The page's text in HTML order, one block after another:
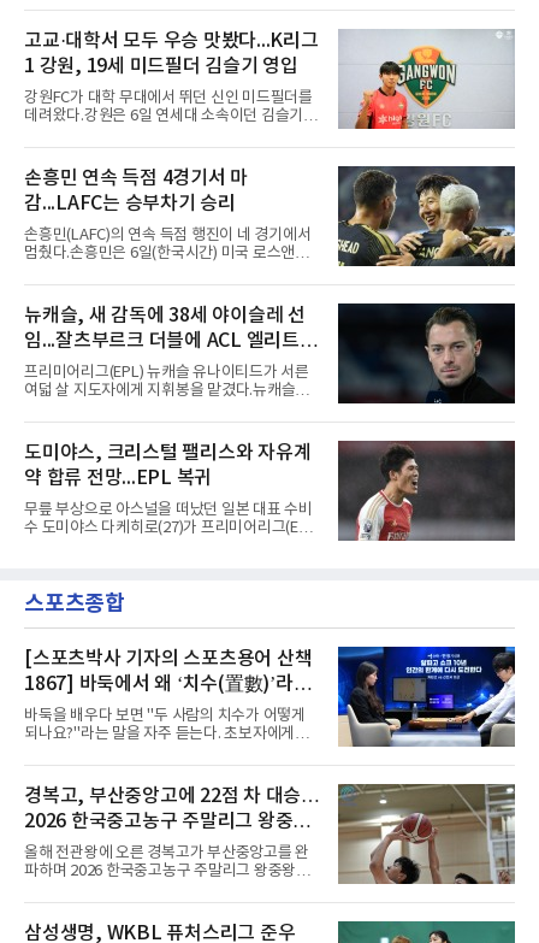
와 2026 쿠팡플레이 시리즈 친선 경기를 치른다.
구단 소집 명단에 이강인이 포함되면서 변수가
없는 한 그의 첫 출격은 서울이 된다.등번호부터
무게가 실렸다. 이강인은 첫 경기부터 7번을 단
다. 2010년대 팀의 전성기를 이끈 앙투안 그리즈
만이 달았던 번호다.합류 과정은 순탄치 않았다.
스페인으로 건너가려던 그는 병역 특례 행정 절
짧게 호흡을 맞춰 경기에 나선다.역할도 관심사
다. 유려한 탈압박과
고교·대학서 모두 우승 맛봤다...K리그
1 강원, 19세 미드필더 김슬기 영입
강원FC가 대학 무대에서 뛰던 신인 미드필더를
데려왔다.강원은 6일 연세대 소속이던 김슬기
조건을 갖췄다.이력은 우승으로 채워져 있다. 수
원고 시절 주축으로 활약하며 지난해 전국고등
리그와 추계전국고등대회 우승에 기여했고, 올
해 연세대 진학 후에는 춘계한산대첩기대학대회
정상에 올랐다. 2024년에는 17세 이하(U-17) 대
표팀 훈련에도 소집됐다.김슬기는 입단하게 돼
기쁘고 영광이라며 프로 무대에서도 성장해 팀
손흥민 연속 득점 4경기서 마
감...LAFC는 승부차기 승리
손흥민(LAFC)의 연속 득점 행진이 네 경기에서
멈췄다.손흥민은 6일(한국시간) 미국 로스앤젤
컵 리그 페이즈 1차전 치바스 과달라하라(멕시
코)전에 선발 출전했으나 공격포인트 없이 후반
41분 타일러 보이드와 교체됐다. 이날 골을 넣었
다면 공식전 5경기 연속 득점이었다. 다만 메이
저리그사커(MLS)에서 이어온 4경기 연속골 기
록은 유지된다.경기는 팽팽했다. 전반 38분 다비
드 마르티네스의 땅볼 크로스를 드니 부앙가가
으로 골대 오른쪽 하단을 찔러 균형을 맞췄다.승
부는 승부차기로 갈렸다. LAFC는
뉴캐슬, 새 감독에 38세 야이슬레 선
임...잘츠부르크 더블에 ACL 엘리트 2
연패 경력
프리미어리그(EPL) 뉴캐슬 유나이티드가 서른
여덟 살 지도자에게 지휘봉을 맡겼다.뉴캐슬은
임을 발표했다. 그는 스페인 라망가에서 진행 중
인 프리시즌 캠프에 곧바로 합류했다. 구단은 유
럽 축구계에서 가장 촉망받는 젊은 감독을 데려
왔다고 밝혔다.이력은 이른 나이에 쌓였다. 서른
셋이던 2021년 오스트리아 레드불 잘츠부르크
사령탑에 올라 첫 시즌 리그와 컵대회를 동시에
제패했고, 구단 역사상 처음으로 팀을 유럽축구
다. 2023년 사우디아라비아 알아흘리로 옮겨
2024-2025시즌과 2025-2026시즌
도미야스, 크리스털 팰리스와 자유계
약 합류 전망...EPL 복귀
무릎 부상으로 아스널을 떠났던 일본 대표 수비
수 도미야스 다케히로(27)가 프리미어리그(EPL)
큰 틀의 계약 조건은 이미 합의됐고 구단은 개막
을 앞두고 영입 절차를 서두르고 있다.그의 최근
지난 시즌 아스널과 상호 합의로 계약을 해지했
고, 네덜란드 아약스에서 시즌 막판 8경기를 소
화했다. 이후 일본 대표로 월드컵에 나서 선발 2
경기를 포함해 3경기를 뛰며 감각을 끌어올렸
다.구단의 판단은 신중했다. 크리스털 팰리스는
기량을 확신하면서도 부상
스포츠종합
[스포츠박사 기자의 스포츠용어 산책
1867] 바둑에서 왜 ‘치수(置數)’라고
말할까
바둑을 배우다 보면 "두 사람의 치수가 어떻게
되나요?"라는 말을 자주 듣는다. 초보자에게는
'둘 치(置)'와 '셀 수(數)'를 쓴다. '돌을 놓는 수'라
는 의미이다. 두 사람이 대등하게 승부할 수 있도
록 약한 쪽에게 미리 흑돌을 놓아주는 개수를 가
리킨다. 오늘날의 접바둑에서 말하는 '두 점', '세
점'이 바로 치수다. (본 코너 1844회 ‘왜 '접바
둑'이라 말할까’ 참조)일본어에서도 같은 한자를
사용한다. 일본에서는 ‘置き石(오키이시, 놓는
우)’라는 용례도 문헌에서 확인된다. 다만 현대
경복고, 부산중앙고에 22점 차 대승…
2026 한국중고농구 주말리그 왕중왕
전 첫 승 신고
올해 전관왕에 오른 경복고가 부산중앙고를 완
파하며 2026 한국중고농구 주말리그 왕중왕전
해남 우슬체육관에서 열린 대회 남고부 예선리
그 H조 1차전에서 부산중앙고를 98-76으로 제
삼성생명, WKBL 퓨처스리그 준우